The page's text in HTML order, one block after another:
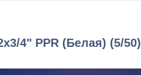
4" PPR (Белая) (5/50)